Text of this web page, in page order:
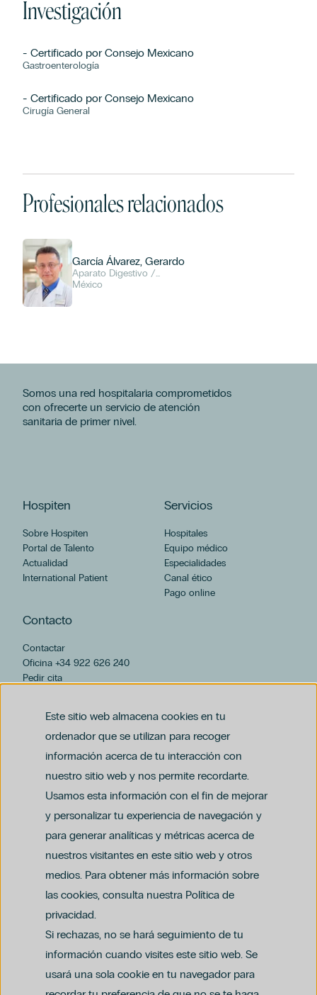
Este sitio web almacena cookies en tu
ordenador que se utilizan para recoger
información acerca de tu interacción con
nuestro sitio web y nos permite recordarte.
Usamos esta información con el fin de mejorar
y personalizar tu experiencia de navegación y
para generar analíticas y métricas acerca de
nuestros visitantes en este sitio web y otros
medios. Para obtener más información sobre
las cookies, consulta nuestra Política de
privacidad.
Si rechazas, no se hará seguimiento de tu
información cuando visites este sitio web. Se
usará una sola cookie en tu navegador para
Investigación
- Certificado por Consejo Mexicano
Gastroenterología
- Certificado por Consejo Mexicano
Cirugía General
Profesionales relacionados
García Álvarez, Gerardo
Aparato Digestivo /
Gastroenterología
México
Somos una red hospitalaria comprometidos
con ofrecerte un servicio de atención
sanitaria de primer nivel.
Hospiten
Sobre Hospiten
Portal de Talento
Actualidad
International Patient
Servicios
Hospitales
Equipo médico
Especialidades
Canal ético
Pago online
Contacto
Contactar
Oficina +34 922 626 240
Pedir cita
Política de privacidad y protección de datos
Política del canal ético (PDF)
Política de compliance penal (PDF)